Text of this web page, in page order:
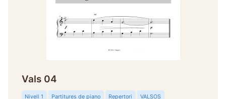
Vals 04
Nivell 1 Partitures de piano Repertori VALSOS